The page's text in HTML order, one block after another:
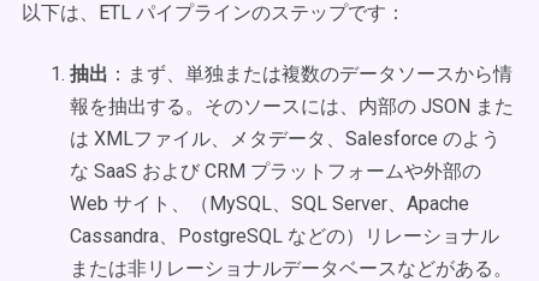
以下は、ETL パイプラインのステップです：
抽出 ：まず、単独または複数のデータソースから情
報を抽出する。そのソースには、内部の JSON また
は XMLファイル、メタデータ、Salesforce のよう
な SaaS および CRM プラットフォームや外部の
Web サイト、（MySQL、SQL Server、Apache
Cassandra、PostgreSQL などの）リレーショナル
または非リレーショナルデータベースなどがある。